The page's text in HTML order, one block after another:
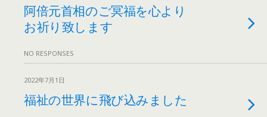
阿倍元首相のご冥福を心より
お祈り致します
NO RESPONSES
2022年7月1日
福祉の世界に飛び込みました